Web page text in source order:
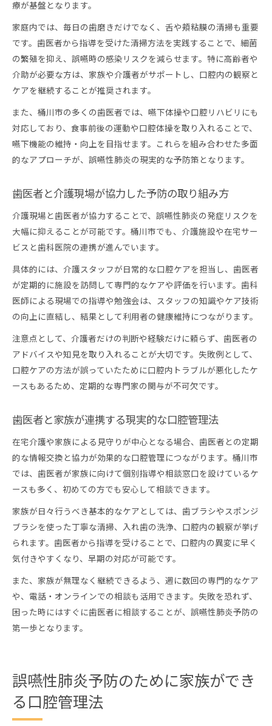
療が基盤となります。
家庭内では、毎日の歯磨きだけでなく、舌や頬粘膜の清掃も重要
です。歯医者から指導を受けた清掃方法を実践することで、細菌
の繁殖を抑え、誤嚥時の感染リスクを減らせます。特に高齢者や
介助が必要な方は、家族や介護者がサポートし、口腔内の観察と
ケアを継続することが推奨されます。
また、桶川市の多くの歯医者では、嚥下体操や口腔リハビリにも
対応しており、食事前後の運動や口腔体操を取り入れることで、
嚥下機能の維持・向上を目指せます。これらを組み合わせた多面
的なアプローチが、誤嚥性肺炎の現実的な予防策となります。
歯医者と介護現場が協力した予防の取り組み方
介護現場と歯医者が協力することで、誤嚥性肺炎の発症リスクを
大幅に抑えることが可能です。桶川市でも、介護施設や在宅サー
ビスと歯科医院の連携が進んでいます。
具体的には、介護スタッフが日常的な口腔ケアを担当し、歯医者
が定期的に施設を訪問して専門的なケアや評価を行います。歯科
医師による現場での指導や勉強会は、スタッフの知識やケア技術
の向上に直結し、結果として利用者の健康維持につながります。
注意点として、介護者だけの判断や経験だけに頼らず、歯医者の
アドバイスや知見を取り入れることが大切です。失敗例として、
口腔ケアの方法が誤っていたために口腔内トラブルが悪化したケ
ースもあるため、定期的な専門家の関与が不可欠です。
歯医者と家族が連携する現実的な口腔管理法
在宅介護や家族による見守りが中心となる場合、歯医者との定期
的な情報交換と協力が効果的な口腔管理につながります。桶川市
では、歯医者が家族に向けて個別指導や相談窓口を設けているケ
ースも多く、初めての方でも安心して相談できます。
家族が日々行うべき基本的なケアとしては、歯ブラシやスポンジ
ブラシを使った丁寧な清掃、入れ歯の洗浄、口腔内の観察が挙げ
られます。歯医者から指導を受けることで、口腔内の異変に早く
気付きやすくなり、早期の対応が可能です。
また、家族が無理なく継続できるよう、週に数回の専門的なケア
や、電話・オンラインでの相談も活用できます。失敗を恐れず、
困った時にはすぐに歯医者に相談することが、誤嚥性肺炎予防の
第一歩となります。
誤嚥性肺炎予防のために家族ができ
る口腔管理法